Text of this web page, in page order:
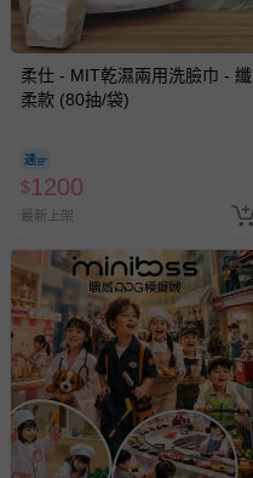
柔仕 - MIT乾濕兩用洗臉巾 - 纖
柔款 (80抽/袋)
$1200
最新上架